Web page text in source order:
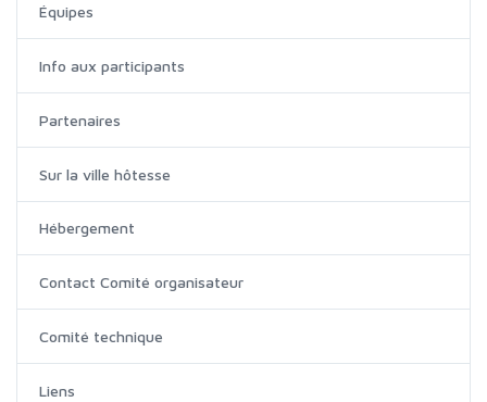
Équipes
Info aux participants
Partenaires
Sur la ville hôtesse
Hébergement
Contact Comité organisateur
Comité technique
Liens